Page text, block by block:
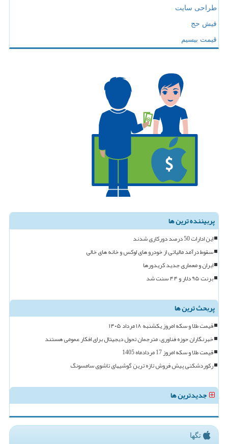
طراحی سایت
فیش حج
قیمت بیسیم
پربیننده ترین ها
این ادارات 50 درصد دورکاری شدند
سقوط درآمد مالیاتی از خودرو های لوکس و خانه های خالی
ایران و معماری جدید کریدورها
برنت ۹۵ دلار و ۴۴ سنت شد
پربحث ترین ها
قیمت طلا و سکه امروز یکشنبه ۱۸ مرداد ۱۴۰۵
خبرنگاران حوزه فناوری، مترجمان تحول دیجیتال برای افکار عمومی هستند
قیمت طلا و سکه امروز 17 مردادماه 1405
رکوردشکنی پیش فروش تازه ترین گوشیهای تاشوی سامسونگ
جدیدترین ها
تگها